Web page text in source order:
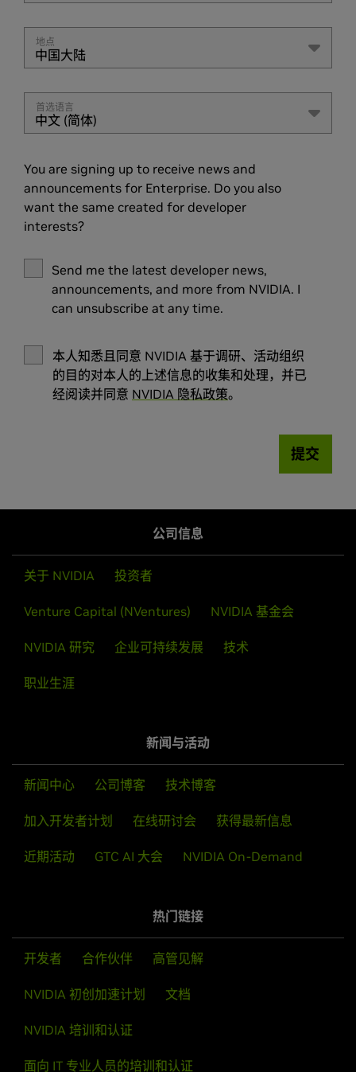
地点
中国大陆
首选语言
中文 (简体)
You are signing up to receive news and
announcements for Enterprise. Do you also
want the same created for developer
interests?
Send me the latest developer news,
announcements, and more from NVIDIA. I
can unsubscribe at any time.
本人知悉且同意 NVIDIA 基于调研、活动组织
的目的对本人的上述信息的收集和处理，并已
经阅读并同意 NVIDIA 隐私政策。
提交
公司信息
关于 NVIDIA 投资者
Venture Capital (NVentures) NVIDIA 基金会
NVIDIA 研究 企业可持续发展 技术
职业生涯
新闻与活动
新闻中心 公司博客 技术博客
加入开发者计划 在线研讨会 获得最新信息
近期活动 GTC AI 大会 NVIDIA On-Demand
热门链接
开发者 合作伙伴 高管见解
NVIDIA 初创加速计划 文档
NVIDIA 培训和认证
面向 IT 专业人员的培训和认证